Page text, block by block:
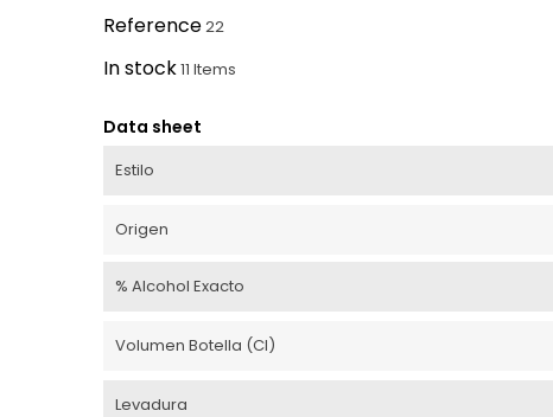
Reference22
In stock11 Items
Data sheet
Estilo
Origen
% Alcohol Exacto
Volumen Botella (cl)
Levadura